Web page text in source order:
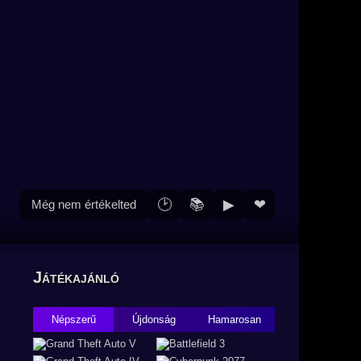
Még nem értékelted 🕑 📚 ▶ ❤
Játékajánló
Népszerű Újdonság Hamarosan